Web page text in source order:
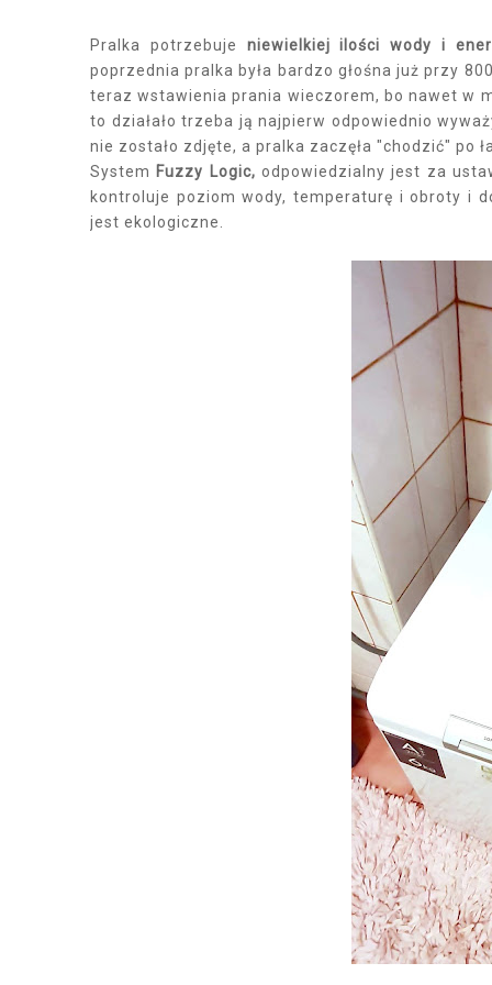
Pralka potrzebuje niewielkiej ilości wody i
poprzednia pralka była bardzo głośna już przy
teraz wstawienia prania wieczorem, bo nawet w
to działało trzeba ją najpierw odpowiednio
nie zostało zdjęte, a pralka zaczęła "chodzić" po
System Fuzzy Logic, odpowiedzialny jest za
kontroluje poziom wody, temperaturę i obroty i
jest ekologiczne.